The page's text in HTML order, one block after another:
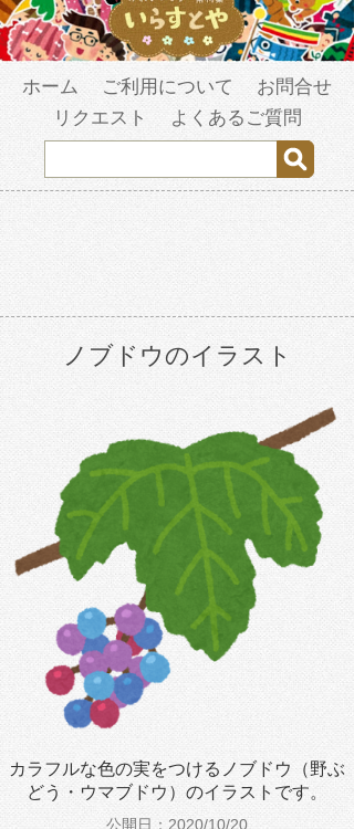
ホーム ご利用について
お問合せ
リクエスト
よくあるご質問
ノブドウのイラスト
カラフルな色の実をつけるノブドウ（野ぶ
どう・ウマブドウ）のイラストです。
公開日：2020/10/20